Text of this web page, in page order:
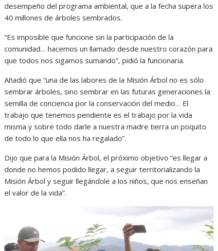
desempeño del programa ambiental, que a la fecha supera los
40 millones de árboles sembrados.
“Es imposible que funcione sin la participación de la
comunidad… hacemos un llamado desde nuestro corazón para
que todos nos sigamos sumando”, pidió la funcionaria.
Añadió que “una de las labores de la Misión Árbol no es sólo
sembrar árboles, sino sembrar en las futuras generaciones la
semilla de conciencia por la conservación del medio… El
trabajo que tenemos pendiente es el trabajo por la vida
misma y sobre todo darle a nuestra madre tierra un poquito
de todo lo que ella nos ha regalado”.
Dijo que para la Misión Árbol, el próximo objetivo “es llegar a
donde no hemos podido llegar, a seguir territorializando la
Misión Árbol y seguir llegándole a los niños, que nos enseñan
el valor de la vida”.